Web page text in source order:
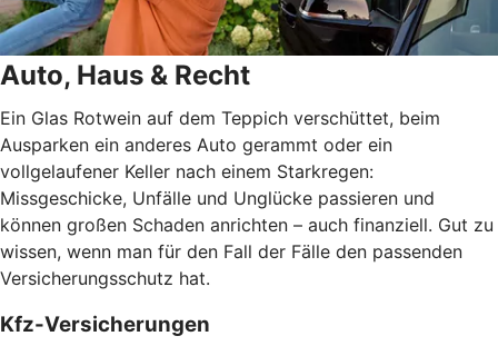
Auto, Haus & Recht
Ein Glas Rotwein auf dem Teppich verschüttet, beim
Ausparken ein anderes Auto gerammt oder ein
vollgelaufener Keller nach einem Starkregen:
Missgeschicke, Unfälle und Unglücke passieren und
können großen Schaden anrichten – auch finanziell. Gut zu
wissen, wenn man für den Fall der Fälle den passenden
Versicherungsschutz hat.
Kfz-Versicherungen